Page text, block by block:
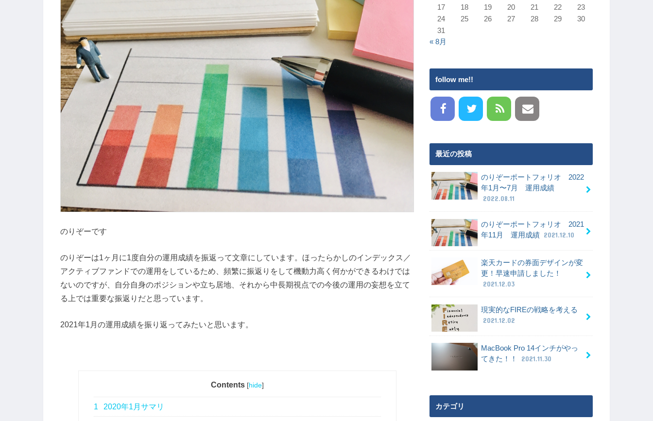
のりぞーです
のりぞーは1ヶ月に1度自分の運用成績を振返って文章にしています。ほったらかしのインデックス／
アクティブファンドでの運用をしているため、頻繁に振返りをして機動力高く何かができるわけでは
ないのですが、自分自身のポジションや立ち居地、それから中長期視点での今後の運用の妄想を立て
る上では重要な振返りだと思っています。
2021年1月の運用成績を振り返ってみたいと思います。
Contents [hide]
1 2020年1月サマリ
17
18 19 20 21 22
23
24
25 26 27 28 29
30
31
« 8月
follow me!!
最近の投稿
のりぞーポートフォリオ 2022
年1月〜7月 運用成績
2022.08.11
のりぞーポートフォリオ 2021
年11月 運用成績 2021.12.10
楽天カードの券面デザインが変
更！早速申請しました！
2021.12.03
現実的なFIREの戦略を考える
2021.12.02
MacBook Pro 14インチがやっ
てきた！！
2021.11.30
カテゴリ